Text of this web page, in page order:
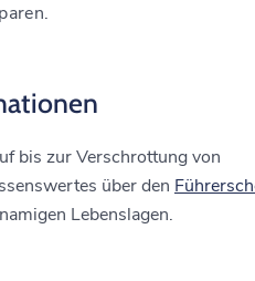
bis zur Verschrottung von
über den
Lebenslagen.